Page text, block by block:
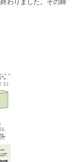
わりました。その締